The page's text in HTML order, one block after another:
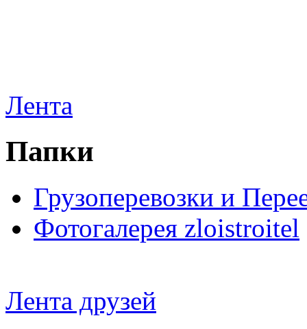
Лента
Папки
Грузоперевозки и
Фотогалерея zloistroitel
Лента друзей